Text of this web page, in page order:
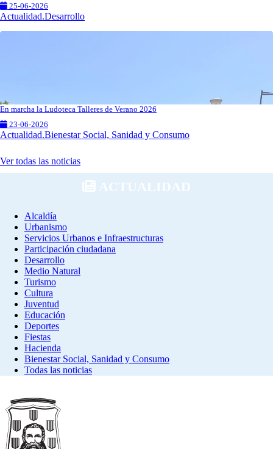
25-06-2026
Actualidad.Desarrollo
En marcha la Ludoteca Talleres de Verano 2026
23-06-2026
Actualidad.Bienestar Social, Sanidad y Consumo
Ver todas las noticias
ACTUALIDAD
Alcaldía
Urbanismo
Servicios Urbanos e Infraestructuras
Participación ciudadana
Desarrollo
Medio Natural
Turismo
Cultura
Juventud
Educación
Deportes
Fiestas
Hacienda
Bienestar Social, Sanidad y Consumo
Todas las noticias